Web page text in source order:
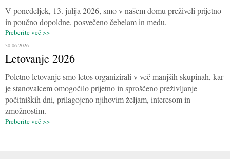
V ponedeljek, 13. julija 2026, smo v našem domu preživeli prijetno
in poučno dopoldne, posvečeno čebelam in medu.
Preberite več >>
30.06.2026
Letovanje 2026
Poletno letovanje smo letos organizirali v več manjših skupinah, kar
je stanovalcem omogočilo prijetno in sproščeno preživljanje
počitniških dni, prilagojeno njihovim željam, interesom in
zmožnostim.
Preberite več >>